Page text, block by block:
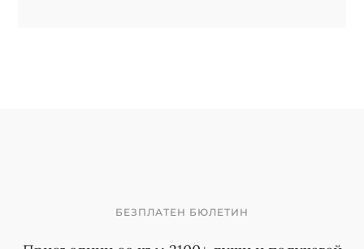
БЕЗПЛАТЕН БЮЛЕТИН